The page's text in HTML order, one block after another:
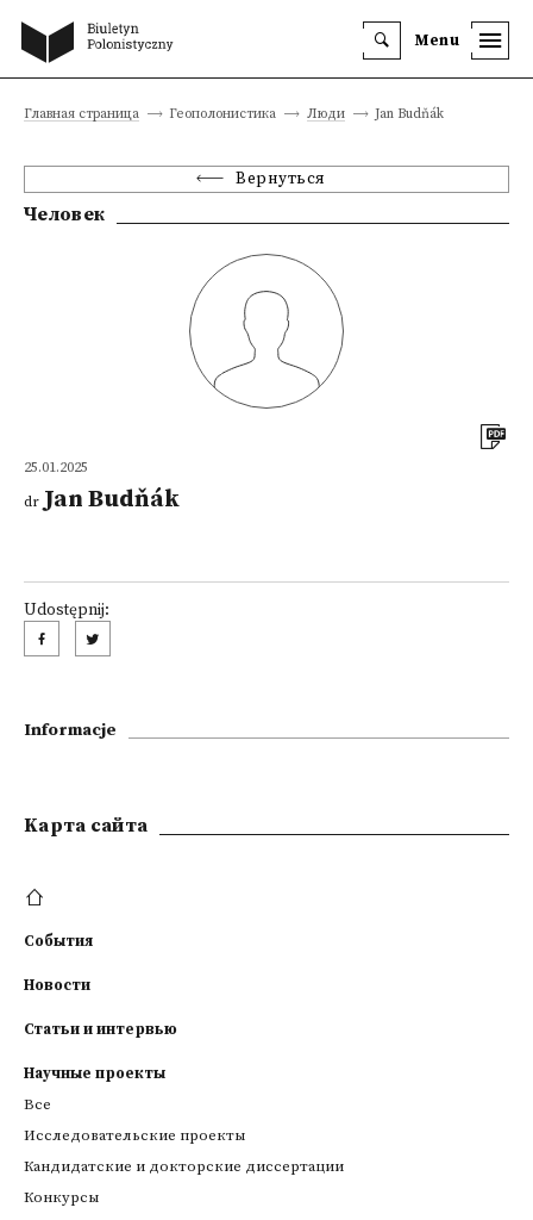
Menu
Главная страница Геополонистика Люди Jan Budňák
Вернуться
Человек
25.01.2025
dr Jan Budňák
Udostępnij:
Informacje
Kарта сайта
События
Новости
Статьи и интервью
Научные проекты
Все
Исследовательские проекты
Кандидатские и докторские диссертации
Конкурсы